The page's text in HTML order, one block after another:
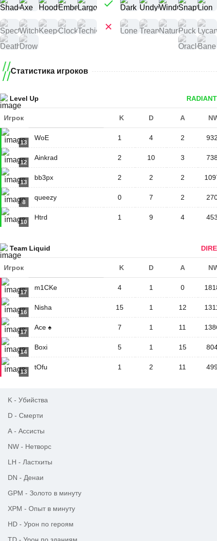
Статистика игроков
Level Up RADIANT
Игрок K D A
13
WoE 1 4 2
12
Ainkrad 2 10 3
13
bb3px 2 2 2
8
queezy 0 7 2
10
Htrd 1 9 4
Team Liquid DIRE
Игрок K D A
17
m1CKe 4 1 0
16
Nisha 15 1 12
17
Ace ♠ 7 1 11
14
Boxi 5 1 15
13
tOfu 1 2 11
K - Убийства
D - Смерти
A - Ассисты
NW - Нетворс
LH - Ластхиты
DN - Денаи
GPM - Золото в минуту
XPM - Опыт в минуту
HD - Урон по героям